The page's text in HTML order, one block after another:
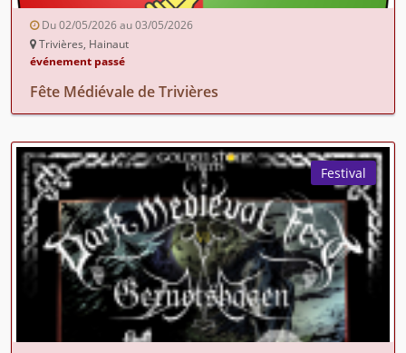
Du 02/05/2026 au 03/05/2026
Trivières, Hainaut
événement passé
Fête Médiévale de Trivières
Festival